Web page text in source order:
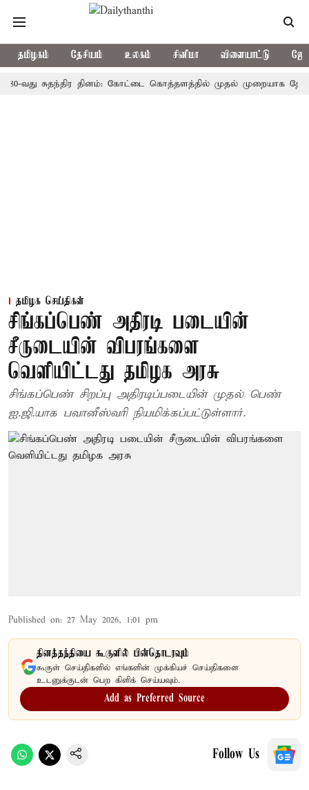
தமிழகம் தேசியம் உலகம் சினிமா விளையாட்டு
சுதந்திர தினம்: கோட்டை கொத்தளத்தில் முதல் முறையாக தேசிய
தமிழக செய்திகள்
சிங்கப்பெண் அதிரடி படையின்
சீருடையின் விபரங்களை
வெளியிட்டது தமிழக அரசு
சிங்கப்பெண் சிறப்பு அதிரடிப்படையின் முதல் பெண்
ஐ.ஜி.யாக பவானீஸ்வரி நியமிக்கப்பட்டுள்ளார்.
Published on: 27 May 2026, 1:01 pm
தினத்தந்தியை கூகுளில் பின்தொடரவும்
கூகுள் செய்திகளில் எங்களின் முக்கியச் செய்திகளை
உடனுக்குடன் பெற கிளிக் செய்யவும்.
Add as Preferred Source
Follow Us